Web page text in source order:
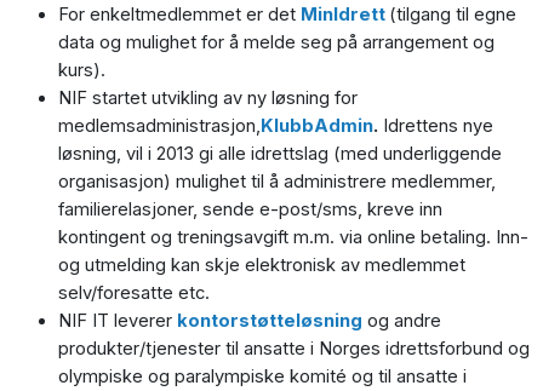
For enkeltmedlemmet er det MinIdrett (tilgang til egne
data og mulighet for å melde seg på arrangement og
kurs).
NIF startet utvikling av ny løsning for
medlemsadministrasjon,KlubbAdmin. Idrettens nye
løsning, vil i 2013 gi alle idrettslag (med underliggende
organisasjon) mulighet til å administrere medlemmer,
familierelasjoner, sende e-post/sms, kreve inn
kontingent og treningsavgift m.m. via online betaling. Inn-
og utmelding kan skje elektronisk av medlemmet
selv/foresatte etc.
NIF IT leverer kontorstøtteløsning og andre
produkter/tjenester til ansatte i Norges idrettsforbund og
olympiske og paralympiske komité og til ansatte i